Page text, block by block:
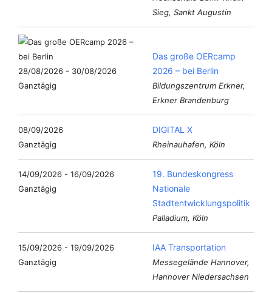
Sieg, Sankt Augustin
28/08/2026 - 30/08/2026
Ganztägig
Das große OERcamp
2026 – bei Berlin
Bildungszentrum Erkner,
Erkner Brandenburg
08/09/2026
Ganztägig
DIGITAL X
Rheinauhafen, Köln
14/09/2026 - 16/09/2026
Ganztägig
19. Bundeskongress
Nationale
Stadtentwicklungspolitik
Palladium, Köln
15/09/2026 - 19/09/2026
Ganztägig
IAA Transportation
Messegelände Hannover,
Hannover Niedersachsen